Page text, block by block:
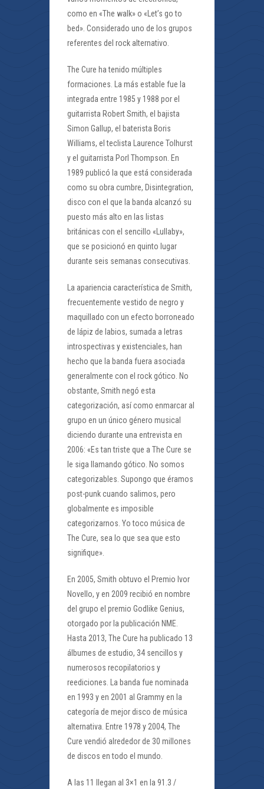
como en «The walk» o «Let’s go to
bed». Considerado uno de los grupos
referentes del rock alternativo.
The Cure ha tenido múltiples
formaciones. La más estable fue la
integrada entre 1985 y 1988 por el
guitarrista Robert Smith, el bajista
Simon Gallup, el baterista Boris
Williams, el teclista Laurence Tolhurst
y el guitarrista Porl Thompson. En
1989 publicó la que está considerada
como su obra cumbre, Disintegration,
disco con el que la banda alcanzó su
puesto más alto en las listas
británicas con el sencillo «Lullaby»,
que se posicionó en quinto lugar
durante seis semanas consecutivas.
La apariencia característica de Smith,
frecuentemente vestido de negro y
maquillado con un efecto borroneado
de lápiz de labios, sumada a letras
introspectivas y existenciales, han
hecho que la banda fuera asociada
generalmente con el rock gótico. No
obstante, Smith negó esta
categorización, así como enmarcar al
grupo en un único género musical
diciendo durante una entrevista en
2006: «Es tan triste que a The Cure se
le siga llamando gótico. No somos
categorizables. Supongo que éramos
post-punk cuando salimos, pero
globalmente es imposible
categorizarnos. Yo toco música de
The Cure, sea lo que sea que esto
signifique».
En 2005, Smith obtuvo el Premio Ivor
Novello, y en 2009 recibió en nombre
del grupo el premio Godlike Genius,
otorgado por la publicación NME.
Hasta 2013, The Cure ha publicado 13
álbumes de estudio, 34 sencillos y
numerosos recopilatorios y
reediciones. La banda fue nominada
en 1993 y en 2001 al Grammy en la
categoría de mejor disco de música
alternativa. Entre 1978 y 2004, The
Cure vendió alrededor de 30 millones
de discos en todo el mundo.
A las 11 llegan al 3×1 en la 91.3 /